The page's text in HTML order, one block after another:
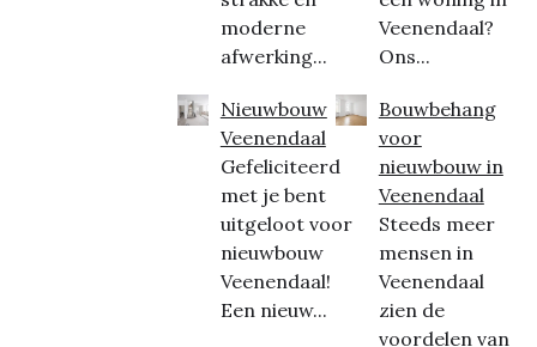
moderne
afwerking...
Nieuwbouw
Veenendaal
Gefeliciteerd
met je bent
uitgeloot voor
nieuwbouw
Veenendaal!
Een nieuw...
Veenendaal?
Ons...
Bouwbehang
voor
nieuwbouw in
Veenendaal
Steeds meer
mensen in
Veenendaal
zien de
voordelen van